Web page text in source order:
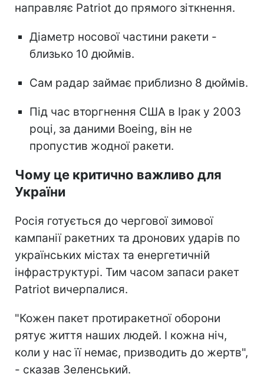
направляє Patriot до прямого зіткнення.
Діаметр носової частини ракети -
близько 10 дюймів.
Сам радар займає приблизно 8 дюймів.
Під час вторгнення США в Ірак у 2003
році, за даними Boeing, він не
пропустив жодної ракети.
Чому це критично важливо для
України
Росія готується до чергової зимової
кампанії ракетних та дронових ударів по
українських містах та енергетичній
інфраструктурі. Тим часом запаси ракет
Patriot вичерпалися.
"Кожен пакет протиракетної оборони
рятує життя наших людей. І кожна ніч,
коли у нас її немає, призводить до жертв",
- сказав Зеленський.